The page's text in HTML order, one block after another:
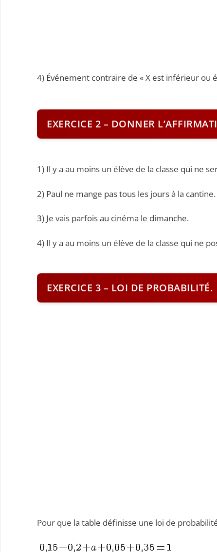
4) Événement contraire de « X est inférieur ou
EXERCICE 2 – DONNER
1) Il y a au moins un élève de la classe qui ne
2) Paul ne mange pas tous les jours à la cantine.
3) Je vais parfois au cinéma le dimanche.
4) Il y a au moins un élève de la classe qui ne
EXERCICE 3 – LOI DE PROBABILITÉ.
Pour que la table définisse une loi de